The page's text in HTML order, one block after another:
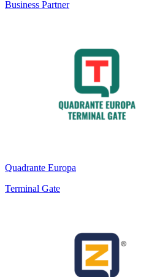
Business Partner
Quadrante Europa
Terminal Gate